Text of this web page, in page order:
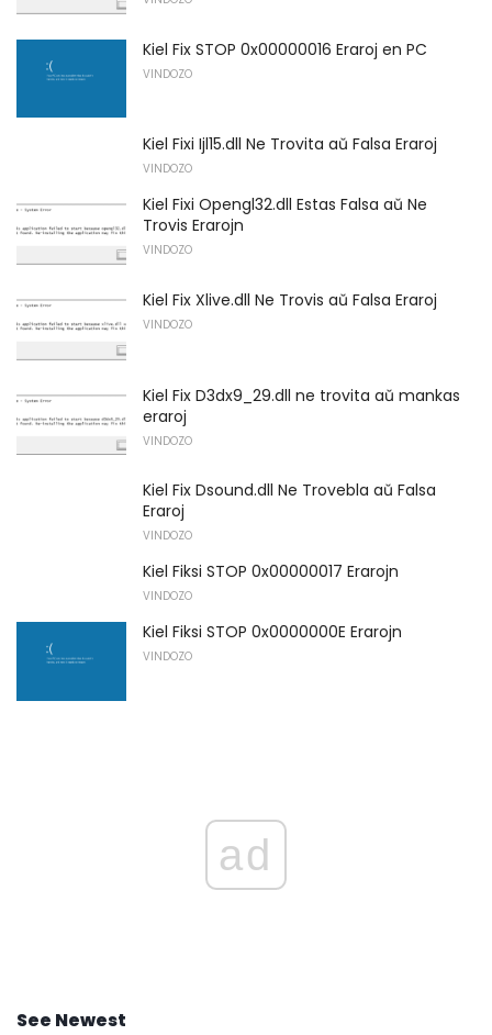
Kiel Fix STOP 0x00000016 Eraroj en PC
VINDOZO
Kiel Fixi Ijl15.dll Ne Trovita aŭ Falsa Eraroj
VINDOZO
Kiel Fixi Opengl32.dll Estas Falsa aŭ Ne
Trovis Erarojn
VINDOZO
Kiel Fix Xlive.dll Ne Trovis aŭ Falsa Eraroj
VINDOZO
Kiel Fix D3dx9_29.dll ne trovita aŭ mankas
eraroj
VINDOZO
Kiel Fix Dsound.dll Ne Trovebla aŭ Falsa
Eraroj
VINDOZO
Kiel Fiksi STOP 0x00000017 Erarojn
VINDOZO
Kiel Fiksi STOP 0x0000000E Erarojn
VINDOZO
ad
See Newest